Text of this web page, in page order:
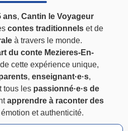
ans,Cantin le Voyageur
contes traditionnelset de
à travers le monde.
du conte Mezieres-En-
cette expérience unique,
, enseignant·e·s,
tous les passionné·e·s de
apprendre à raconter des
et authenticité.